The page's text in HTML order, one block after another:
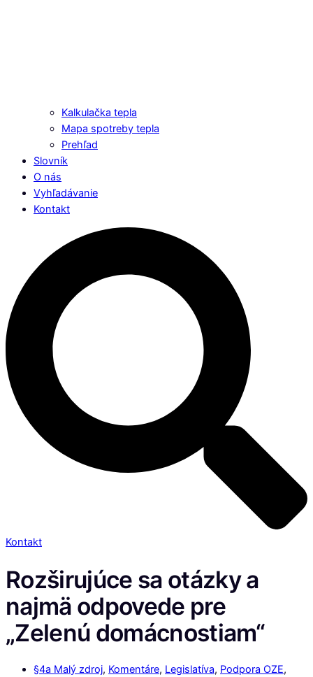
Kalkulačka tepla
Mapa spotreby tepla
Prehľad
Slovník
O nás
Vyhľadávanie
Kontakt
Kontakt
Rozširujúce sa otázky a
najmä odpovede pre
„Zelenú domácnostiam“
§4a Malý zdroj, Komentáre, Legislatíva, Podpora OZE,